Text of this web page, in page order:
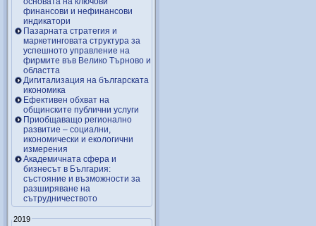
финансови и нефинансови
индикатори
Пазарната стратегия и
маркетинговата структура за
успешното управление на
фирмите във Велико Търново и
областта
Дигитализация на българската
икономика
Ефективен обхват на
общинските публични услуги
Приобщаващо регионално
развитие – социални,
икономически и екологични
измерения
Академичната сфера и
бизнесът в България:
състояние и възможности за
разширяване на
сътрудничеството
2019